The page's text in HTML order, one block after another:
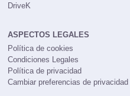
DriveK
ASPECTOS LEGALES
Política de cookies
Condiciones Legales
Política de privacidad
Cambiar preferencias de privacidad